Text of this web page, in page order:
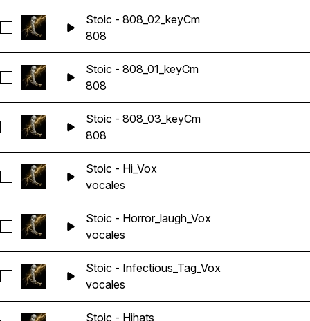
Seleccionar Stoic - 808_02_keyCm
Stoic - 808_02_keyCm
808
Seleccionar Stoic - 808_01_keyCm
Stoic - 808_01_keyCm
808
Seleccionar Stoic - 808_03_keyCm
Stoic - 808_03_keyCm
808
Seleccionar Stoic - Hi_Vox
Stoic - Hi_Vox
vocales
Seleccionar Stoic - Horror_laugh_Vox
Stoic - Horror_laugh_Vox
vocales
Seleccionar Stoic - Infectious_Tag_Vox
Stoic - Infectious_Tag_Vox
vocales
Stoic - Hihats